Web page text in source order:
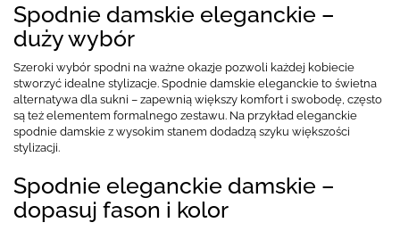
Spodnie damskie eleganckie –
duży wybór
Szeroki wybór spodni na ważne okazje pozwoli każdej kobiecie
stworzyć idealne stylizacje. Spodnie damskie eleganckie to świetna
alternatywa dla sukni – zapewnią większy komfort i swobodę, często
są też elementem formalnego zestawu. Na przykład eleganckie
spodnie damskie z wysokim stanem dodadzą szyku większości
stylizacji.
Spodnie eleganckie damskie –
dopasuj fason i kolor